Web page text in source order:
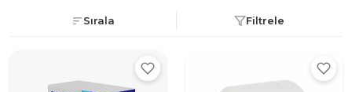
Sırala Filtrele